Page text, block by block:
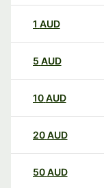
1 AUD
5 AUD
10AUD
20AUD
50AUD